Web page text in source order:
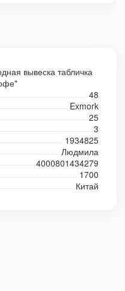
вывеска табличка
48
Exmork
25
3
1934825
Людмила
4000801434279
1700
Китай